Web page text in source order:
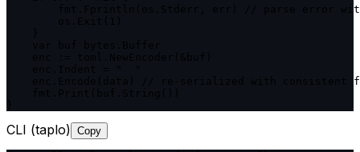
fmt.Fprintln(os.Stderr, err) // parse error
enc.Encode(data) // re-serialized with consistent
CLI (taplo) Copy